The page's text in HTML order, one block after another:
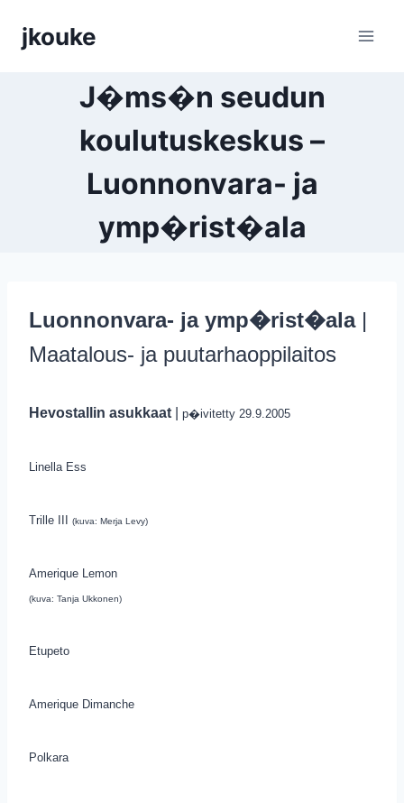
sisältöön
jkouke
J�ms�n seudun
koulutuskeskus –
Luonnonvara- ja
ymp�rist�ala
Luonnonvara- ja ymp�rist�ala |
Maatalous- ja puutarhaoppilaitos
Hevostallin asukkaat p�ivitetty 29.9.2005
Linella Ess
Trille III (kuva: Merja Levy)
Amerique Lemon
(kuva: Tanja Ukkonen)
Etupeto
Amerique Dimanche
Polkara